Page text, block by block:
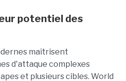
potentiel des
maîtrisent
d'attaque complexes
et plusieurs cibles. World